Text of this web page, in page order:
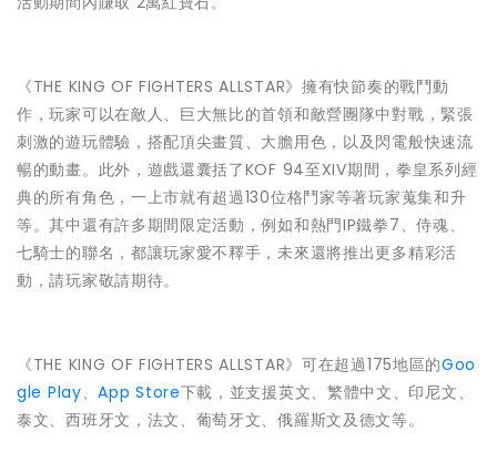
《THE KING OF FIGHTERS ALLSTAR》擁有快節奏的戰鬥動
作，玩家可以在敵人、巨大無比的首領和敵營團隊中對戰，緊張
刺激的遊玩體驗，搭配頂尖畫質、大膽用色，以及閃電般快速流
暢的動畫。此外，遊戲還囊括了KOF 94至XIV期間，拳皇系列經
典的所有角色，一上市就有超過130位格鬥家等著玩家蒐集和升
等。其中還有許多期間限定活動，例如和熱門IP鐵拳7、侍魂、
七騎士的聯名，都讓玩家愛不釋手，未來還將推出更多精彩活
動，請玩家敬請期待。
《THE KING OF FIGHTERS ALLSTAR》可在超過175地區的Goo
gle Play、App Store下載，並支援英文、繁體中文、印尼文、
泰文、西班牙文，法文、葡萄牙文、俄羅斯文及德文等。